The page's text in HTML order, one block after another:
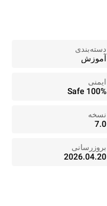
دسته‌بندی
آموزش
ایمنی
100% Safe
نسخه
7.0
بروزرسانی
2026.04.20